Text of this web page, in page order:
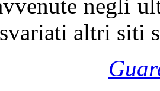
negli
altri siti